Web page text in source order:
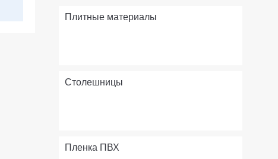
Плитные материалы
Столешницы
Пленка ПВХ